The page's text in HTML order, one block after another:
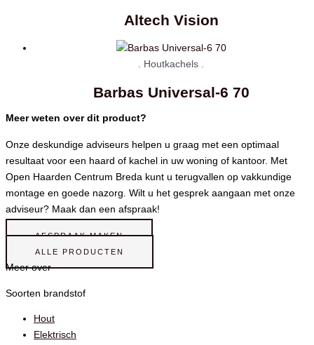
Altech Vision
. Houtkachels .
Barbas Universal-6 70
Meer weten over dit product?
Onze deskundige adviseurs helpen u graag met een optimaal
resultaat voor een haard of kachel in uw woning of kantoor. Met
Open Haarden Centrum Breda kunt u terugvallen op vakkundige
montage en goede nazorg. Wilt u het gesprek aangaan met onze
adviseur? Maak dan een afspraak!
AFSPRAAK MAKEN
ALLE PRODUCTEN
Meer over
Soorten brandstof
Hout
Elektrisch